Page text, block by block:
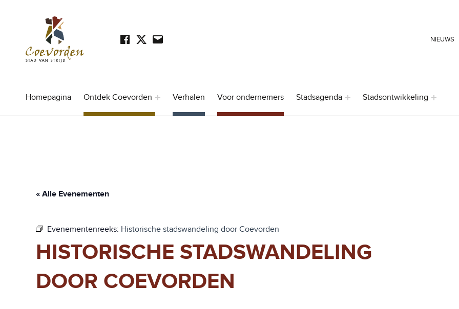
Stad Coevorden
STAD VAN STRIJD
SOCIAL LINKS
Facebook
Twitter
NIEUWS
Homepagina Ontdek Coevorden Verhalen Voor ondernemers Stadsagenda Stadsontwikkeling
« Alle Evenementen
Evenementenreeks: Historische stadswandeling door Coevorden
HISTORISCHE STADSWANDELING
DOOR COEVORDEN